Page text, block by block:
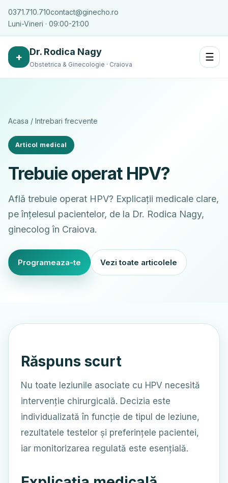
0371.710.710contact@ginecho.ro
Luni-Vineri · 09:00-21:00
+ Dr. Rodica Nagy
Obstetrica & Ginecologie · Craiova
☰
Acasa / Intrebari frecvente
Articol medical
Trebuie operat HPV?
Află trebuie operat HPV? Explicații medicale clare,
pe înțelesul pacientelor, de la Dr. Rodica Nagy,
ginecolog în Craiova.
Programeaza-te Vezi toate articolele
Răspuns scurt
Nu toate leziunile asociate cu HPV necesită
intervenție chirurgicală. Decizia este
individualizată în funcție de tipul de leziune,
rezultatele testelor și preferințele pacientei,
iar monitorizarea regulată este esențială.